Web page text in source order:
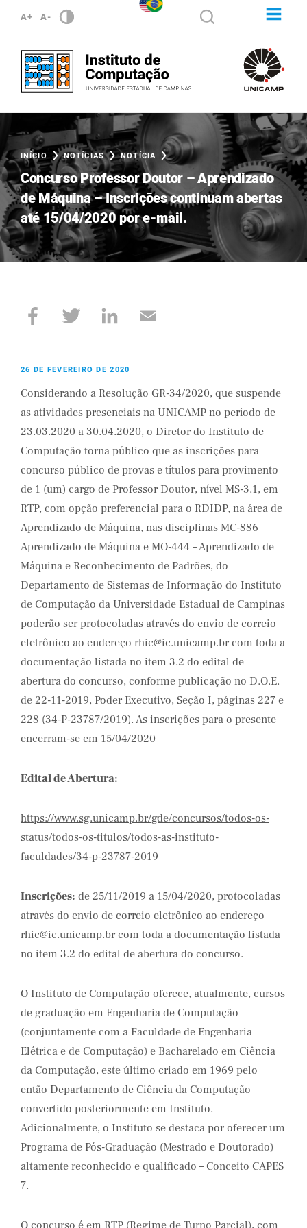
A+ A-
INÍCIO NOTÍCIAS NOTÍCIA
Concurso Professor Doutor – Aprendizado
de Máquina – Inscrições continuam abertas
até 15/04/2020 por e-mail.
26 DE FEVEREIRO DE 2020
Considerando a Resolução GR-34/2020, que suspende
as atividades presenciais na UNICAMP no período de
23.03.2020 a 30.04.2020, o Diretor do Instituto de
Computação torna público que as inscrições para
concurso público de provas e títulos para provimento
de 1 (um) cargo de Professor Doutor, nível MS-3.1, em
RTP, com opção preferencial para o RDIDP, na área de
Aprendizado de Máquina, nas disciplinas MC-886 –
Aprendizado de Máquina e MO-444 – Aprendizado de
Máquina e Reconhecimento de Padrões, do
Departamento de Sistemas de Informação do Instituto
de Computação da Universidade Estadual de Campinas
poderão ser protocoladas através do envio de correio
eletrônico ao endereço rhic@ic.unicamp.br com toda a
documentação listada no item 3.2 do edital de
abertura do concurso, conforme publicação no D.O.E.
de 22-11-2019, Poder Executivo, Seção I, páginas 227 e
228 (34-P-23787/2019). As inscrições para o presente
encerram-se em 15/04/2020
Edital de Abertura:
https://www.sg.unicamp.br/gde/concursos/todos-os-
status/todos-os-titulos/todos-as-instituto-
faculdades/34-p-23787-2019
Inscrições: de 25/11/2019 a 15/04/2020, protocoladas
através do envio de correio eletrônico ao endereço
rhic@ic.unicamp.br com toda a documentação listada
no item 3.2 do edital de abertura do concurso.
O Instituto de Computação oferece, atualmente, cursos
de graduação em Engenharia de Computação
(conjuntamente com a Faculdade de Engenharia
Elétrica e de Computação) e Bacharelado em Ciência
da Computação, este último criado em 1969 pelo
então Departamento de Ciência da Computação
convertido posteriormente em Instituto.
Adicionalmente, o Instituto se destaca por oferecer um
Programa de Pós-Graduação (Mestrado e Doutorado)
altamente reconhecido e qualificado – Conceito CAPES
7.
O concurso é em RTP (Regime de Turno Parcial), com